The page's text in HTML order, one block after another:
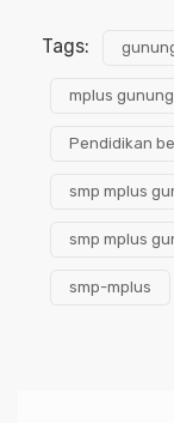
Tags:
mplus
Pendidikan
smp mplus
smp mplus
smp-mplus